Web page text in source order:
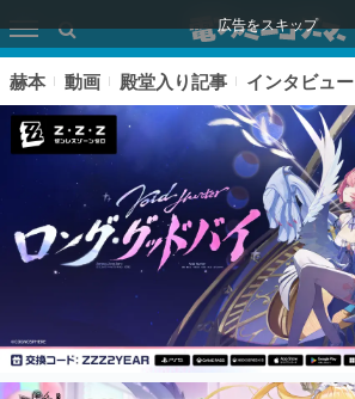
広告をスキップ
赫本 動画 殿堂入り記事 インタビュー